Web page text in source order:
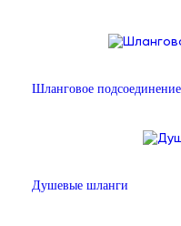
Шланговое подсоединение
Душевые шланги